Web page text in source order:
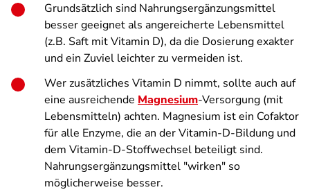
Grundsätzlich sind Nahrungsergänzungsmittel
besser geeignet als angereicherte Lebensmittel
(z.B. Saft mit Vitamin D), da die Dosierung exakter
und ein Zuviel leichter zu vermeiden ist.
Wer zusätzliches Vitamin D nimmt, sollte auch auf
eine ausreichende Magnesium-Versorgung (mit
Lebensmitteln) achten. Magnesium ist ein Cofaktor
für alle Enzyme, die an der Vitamin-D-Bildung und
dem Vitamin-D-Stoffwechsel beteiligt sind.
Nahrungsergänzungsmittel "wirken" so
möglicherweise besser.